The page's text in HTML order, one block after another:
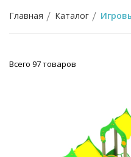
Главная Каталог
Всего 97 товаров